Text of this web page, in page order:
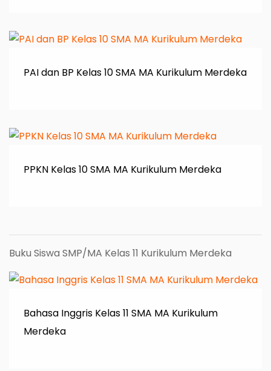
PAI dan BP Kelas 10 SMA MA Kurikulum Merdeka
PPKN Kelas 10 SMA MA Kurikulum Merdeka
Buku Siswa SMP/MA Kelas 11 Kurikulum Merdeka
Bahasa Inggris Kelas 11 SMA MA Kurikulum
Merdeka